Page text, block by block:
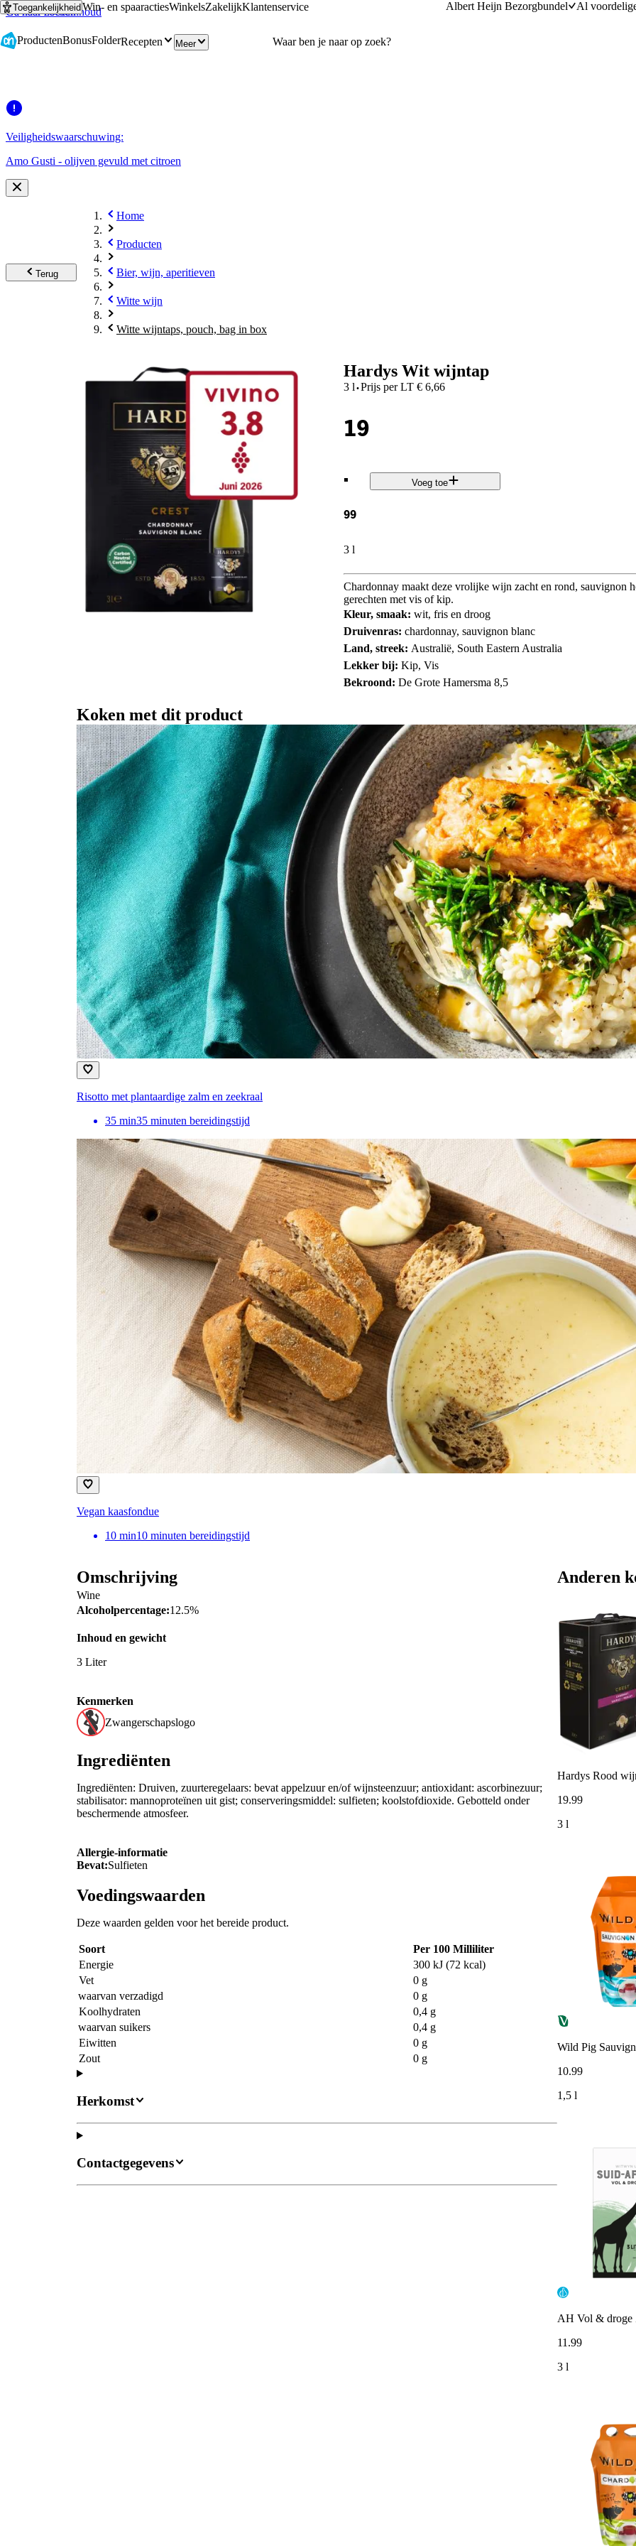
Ga naar hoofdinhoud
Ga naar zoeken
ToegankelijkheidWin- en spaaractiesWinkelsZakelijkKlantenservice Albert Heijn Bezorgbundel Al
ProductenBonusFolderRecepten Meer
Veiligheidswaarschuwing:
Amo Gusti - olijven gevuld met citroen
Terug
Home
Producten
Bier, wijn, aperitieven
Witte wijn
Witte wijntaps, pouch, bag in box
Hardys Wit wijntap
3 l·Prijs per LT€ 6,66
19
.
99
3 l
Voeg toe
Chardonnay maakt deze vrolijke wijn zacht en rond, sauvignon
gerechten met vis of kip.
Kleur, smaak: wit, fris en droog
Druivenras: chardonnay, sauvignon blanc
Land, streek: Australië, South Eastern Australia
Lekker bij: Kip, Vis
Bekroond: De Grote Hamersma 8,5
Koken met dit product
Risotto met plantaardige zalm en zeekraal
35 min35 minuten bereidingstijd
Vegan kaasfondue
10 min10 minuten bereidingstijd
Omschrijving
Wine
Alcoholpercentage:12.5%
Inhoud en gewicht
3 Liter
Kenmerken
Zwangerschapslogo
Ingrediënten
Ingrediënten: Druiven, zuurteregelaars: bevat appelzuur en/of wijnsteenzuur; antioxidant: ascorbinezuur;
stabilisator: mannoproteïnen uit gist; conserveringsmiddel: sulfieten; koolstofdioxide. Gebotteld onder
beschermende atmosfeer.
Allergie-informatie
Bevat:Sulfieten
Voedingswaarden
Deze waarden gelden voor het bereide product.
Soort
Per 100 Milliliter
Energie
300 kJ (72 kcal)
Vet
0 g
waarvan verzadigd
0 g
Koolhydraten
0,4 g
waarvan suikers
0,4 g
Eiwitten
0 g
Zout
0 g
Herkomst
Contactgegevens
Anderen
Hardys Rood
19.99
3 l
Wild Pig
10.99
1,5 l
AH Vol & droge
11.99
3 l